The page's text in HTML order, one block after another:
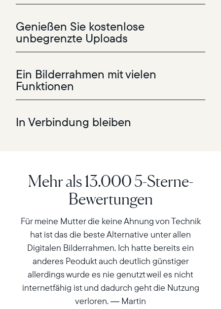
Genießen Sie kostenlose
unbegrenzte Uploads
Fügen Sie Ihre Lieblingsfotos und -videos direkt aus der
App zu einem oder mehreren Bilderrahmen hinzu, kein
Abo erforderlich.
Alle Uploads werden sicher auf den Cloud-Servern von
Aura gespeichert.
Ein Bilderrahmen mit vielen
Funktionen
Jeder Bilderrahmen verfügt über ein farbkalibriertes
HD-Display, das sich automatisch an die
Lichtverhältnisse im Raum anpasst und sich bei
Dunkelheit sogar ausschaltet. Mit der integrierten
Touch-Leiste können Sie ganz einfach zwischen den
Fotos wechseln, Details anzeigen und vieles mehr.
In Verbindung bleiben
Laden Sie Ihre Lieben ein, Ihre Lieblingsmomente direkt
in den Bilderrahmen der anderen zu teilen. Nutzen Sie
die Beschriftungsfunktion, um Details hinzuzufügen.
Mehr als 13.000 5-Sterne-
Bewertungen
Für meine Mutter die keine Ahnung von Technik
hat ist das die beste Alternative unter allen
Digitalen Bilderrahmen. Ich hatte bereits ein
anderes Peodukt auch deutlich günstiger
allerdings wurde es nie genutzt weil es nicht
internetfähig ist und dadurch geht die Nutzung
verloren. — Martin